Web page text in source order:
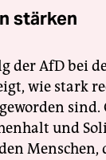
stärken
der AfD bei
wie stark
sind.
und
Menschen,